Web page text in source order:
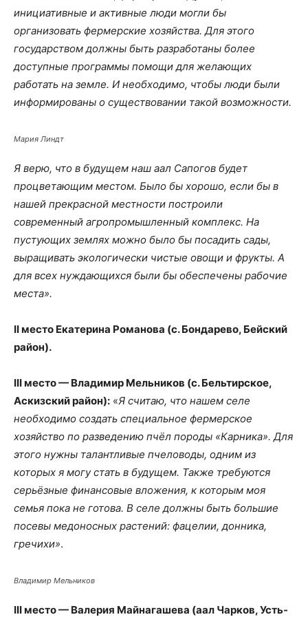
инициативные и активные люди могли бы
организовать фермерские хозяйства. Для этого
государством должны быть разработаны более
доступные программы помощи для желающих
работать на земле. И необходимо, чтобы люди были
информированы о существовании такой возможности.
Мария Линдт
Я верю, что в будущем наш аал Сапогов будет
процветающим местом. Было бы хорошо, если бы в
нашей прекрасной местности построили
современный агропромышленный комплекс. На
пустующих землях можно было бы посадить сады,
выращивать экологически чистые овощи и фрукты. А
для всех нуждающихся были бы обеспечены рабочие
места».
II место Екатерина Романова (с. Бондарево, Бейский
район).
III место — Владимир Мельников (с. Бельтирское,
Аскизский район): «Я считаю, что нашем селе
необходимо создать специальное фермерское
хозяйство по разведению пчёл породы «Карника». Для
этого нужны талантливые пчеловоды, одним из
которых я могу стать в будущем. Также требуются
серьёзные финансовые вложения, к которым моя
семья пока не готова. В селе должны быть большие
посевы медоносных растений: фацелии, донника,
гречихи».
Владимир Мельников
III место — Валерия Майнагашева (аал Чарков, Усть-